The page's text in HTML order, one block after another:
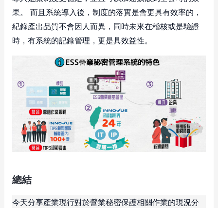
果。 而且系統導入後，制度的落實是會更具有效率的，
紀錄產出品質不會因人而異，同時未來在稽核或是驗證
時，有系統的記錄管理，更是具效益性。
總結
今天分享產業現行對於營業秘密保護相關作業的現況分